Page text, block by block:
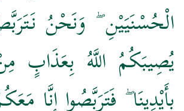
الْحُسْنَيَيْنِ ۖ وَنَحْنُ
يُصِيبَكُمُ اللَّهُ بِعَذَابٍ
بِأَيْدِينَا ۖ فَتَرَبَّصُوا إِنَّا